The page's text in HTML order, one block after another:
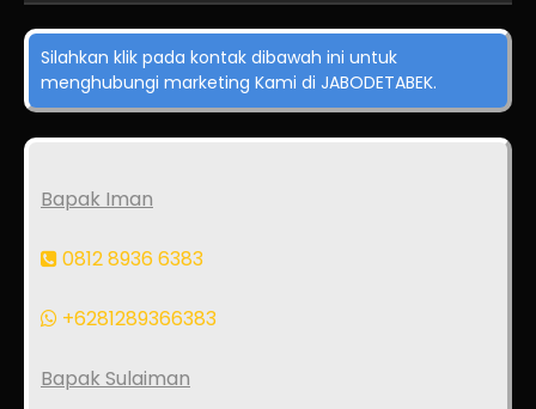
Silahkan klik pada kontak dibawah ini untuk
menghubungi marketing Kami di JABODETABEK.
Bapak Iman
0812 8936 6383
+6281289366383
Bapak Sulaiman